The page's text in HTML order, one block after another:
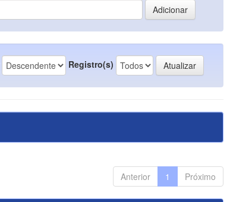
Registro(s)
Anterior 1 Próximo